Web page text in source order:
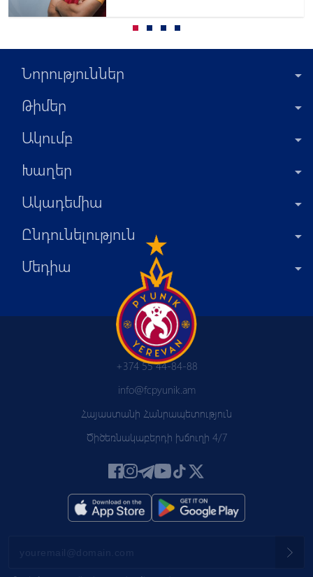
Նորություններ
Թիմեր
Ակումբ
Խաղեր
Ակադեմիա
Ընդունելություն
Մեդիա
+374 55 44-84-88
info@fcpyunik.am
Հայաստանի Հանրապետություն
Ծիծեռնակաբերդի խճուղի 4/7